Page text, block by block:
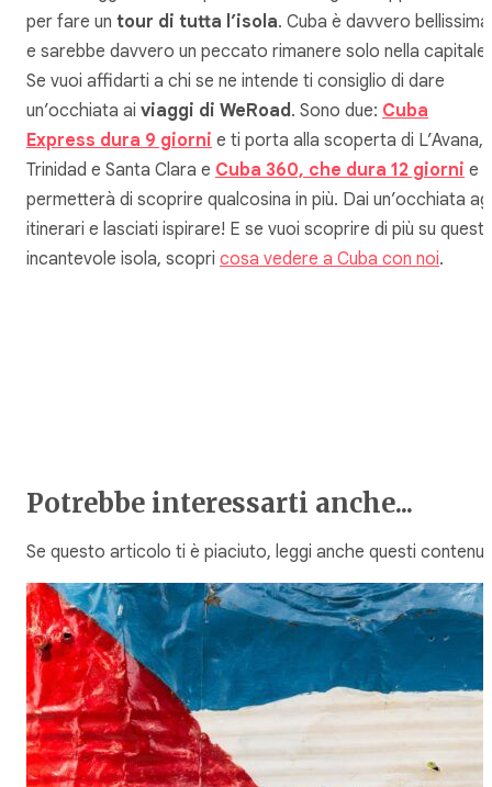
per fare un tour di tutta l’isola. Cuba è davvero bellissima
e sarebbe davvero un peccato rimanere solo nella capitale.
Se vuoi affidarti a chi se ne intende ti consiglio di dare
un’occhiata ai viaggi di WeRoad . Sono due: Cuba
Express dura 9 giorni e ti porta alla scoperta di L’Avana,
Trinidad e Santa Clara e Cuba 360, che dura 12 giorni e ti
permetterà di scoprire qualcosina in più. Dai un’occhiata
itinerari e lasciati ispirare! E se vuoi scoprire di più su
incantevole isola, scopri cosa vedere a Cuba con noi.
Potrebbe interessarti anche...
Se questo articolo ti è piaciuto, leggi anche questi